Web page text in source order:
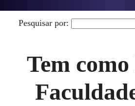
Pesquisar por:
Tem